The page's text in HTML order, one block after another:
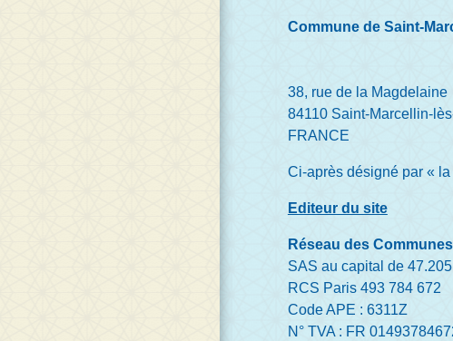
Commune de Saint-
38, rue de la Magdelaine
84110 Saint-Marcellin-
FRANCE
Ci-après désigné par « la
Editeur du site
Réseau des Communes
SAS au capital de
RCS Paris 493 784 672
Code APE : 6311Z
N° TVA : FR